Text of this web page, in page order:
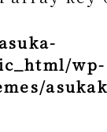
wp-